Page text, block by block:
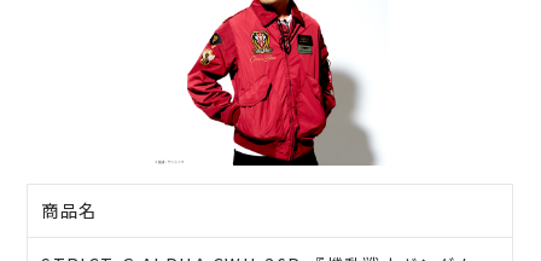
商品名